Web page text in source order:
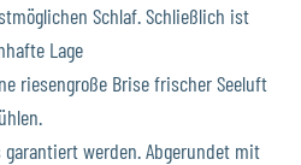
Schlaf. Schließlich ist
Lage
riesengroße Brise frischer Seeluft
werden. Abgerundet mit